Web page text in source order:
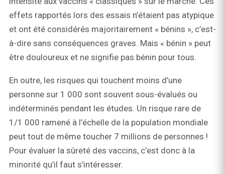
effets rapportés lors des essais n’étaient pas atypique
et ont été considérés majoritairement « bénins », c’est-
à-dire sans conséquences graves. Mais « bénin » peut
être douloureux et ne signifie pas bénin pour tous.
En outre, les risques qui touchent moins d’une
personne sur 1 000 sont souvent sous-évalués ou
indéterminés pendant les études. Un risque rare de
1/1 000 ramené à l’échelle de la population mondiale
peut tout de même toucher 7 millions de personnes !
Pour évaluer la sûreté des vaccins, c’est donc à la
minorité qu’il faut s’intéresser.